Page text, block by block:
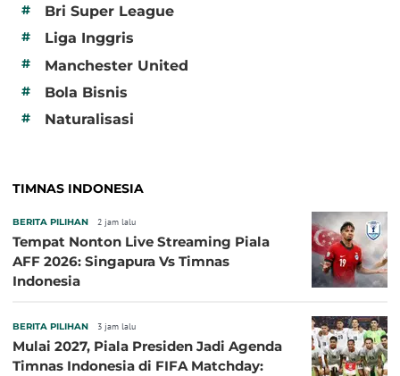
# Bri Super League
# Liga Inggris
# Manchester United
# Bola Bisnis
# Naturalisasi
TIMNAS INDONESIA
BERITA PILIHAN 2 jam lalu
Tempat Nonton Live Streaming Piala
AFF 2026: Singapura Vs Timnas
Indonesia
BERITA PILIHAN 3 jam lalu
Mulai 2027, Piala Presiden Jadi Agenda
Timnas Indonesia di FIFA Matchday: